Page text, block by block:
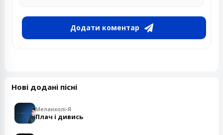
Додати коментар
Нові додані пісні
Меланхолі-Я
Плач і дивись